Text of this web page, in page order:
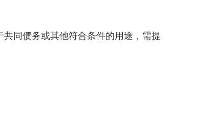
同债务或其他符合条件的用途，需提